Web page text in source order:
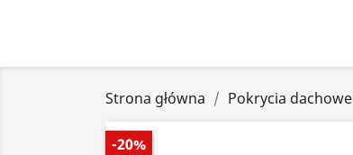
Strona główna Pokrycia dachowe
-20%